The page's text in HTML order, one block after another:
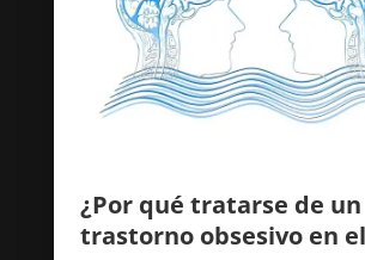
¿Por qué tratarse de un
trastorno obsesivo en